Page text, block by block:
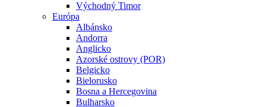
Východný Timor
Európa
Albánsko
Andorra
Anglicko
Azorské ostrovy (POR)
Belgicko
Bielorusko
Bosna a Hercegovina
Bulharsko